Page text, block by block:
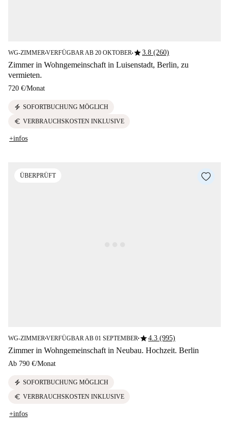
WG-ZIMMER■VERFÜGBAR AB 20 OKTOBER■star3.8 (260)
Zimmer in Wohngemeinschaft in Luisenstadt, Berlin, zu
vermieten.
720 €/Monat
electric_bolt SOFORTBUCHUNG MÖGLICH
euro VERBRAUCHSKOSTEN INKLUSIVE
+infos
ÜBERPRÜFT
WG-ZIMMER■VERFÜGBAR AB 01 SEPTEMBER■star4.3 (995)
Zimmer in Wohngemeinschaft in Neubau. Hochzeit. Berlin
Ab 790 €/Monat
electric_bolt SOFORTBUCHUNG MÖGLICH
euro VERBRAUCHSKOSTEN INKLUSIVE
+infos